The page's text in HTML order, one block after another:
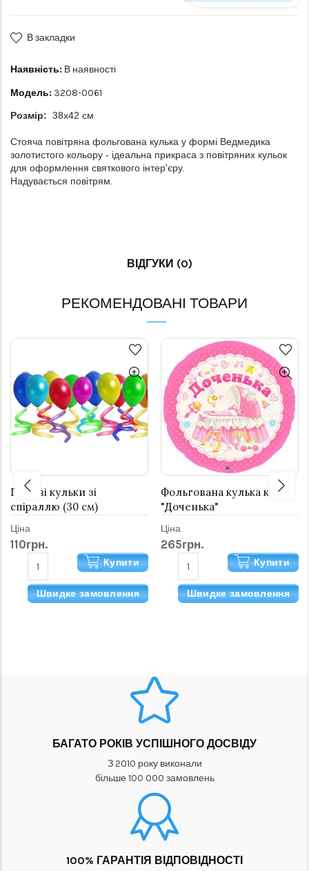
В закладки
Наявність: В наявності
Модель: 3208-0061
Розмір: 38х42 см
Стояча повітряна фольгована кулька у формі Ведмедика
золотистого кольору - ідеальна прикраса з повітряних кульок
для оформлення святкового інтер'єру.
Надувається повітрям.
ВІДГУКИ (0)
РЕКОМЕНДОВАНІ ТОВАРИ
Гелієві кульки зі
спіраллю (30 см)
Ціна
110грн.
Купити
Швидке замовлення
Фольгована кулька коло
"Доченька"
Ціна
265грн.
Купити
Швидке замовлення
БАГАТО РОКІВ УСПІШНОГО ДОСВІДУ
З 2010 року виконали
більше 100 000 замовлень
100% ГАРАНТІЯ ВІДПОВІДНОСТІ